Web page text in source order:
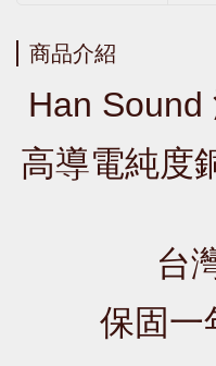
商品介紹
Han Sound
高導電純度
台
保固一